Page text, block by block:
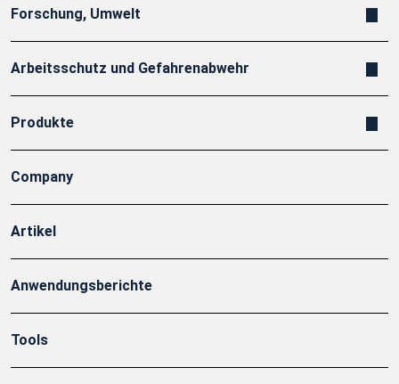
Forschung, Umwelt
Arbeitsschutz und Gefahrenabwehr
Produkte
Company
Artikel
Anwendungsberichte
Tools